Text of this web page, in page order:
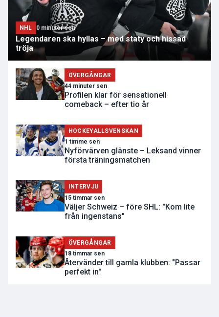
NHL 0 minuter sen
Legendaren ska hyllas – med staty och hissad
tröja
ÖVERGÅNGAR
44 minuter sen
Profilen klar för sensationell
comeback – efter tio år
HOCKEYALLSVENSKAN
1 timme sen
Nyförvärven glänste – Leksand vinner
första träningsmatchen
INTERVJU
15 timmar sen
Väljer Schweiz – före SHL: "Kom lite
från ingenstans"
ÖVERGÅNGAR
18 timmar sen
Återvänder till gamla klubben: "Passar
perfekt in"